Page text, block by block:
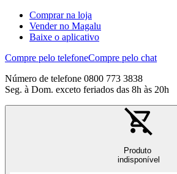
Comprar na loja
Vender no Magalu
Baixe o aplicativo
Compre pelo telefoneCompre pelo chat
Número de telefone 0800 773 3838
Seg. à Dom. exceto feriados das 8h às 20h
Produto
indisponível